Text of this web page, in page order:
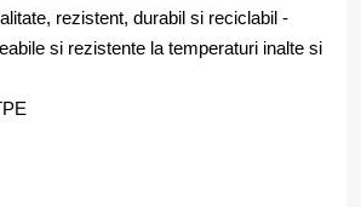
rezistent, durabil si reciclabil -
si rezistente la temperaturi inalte si